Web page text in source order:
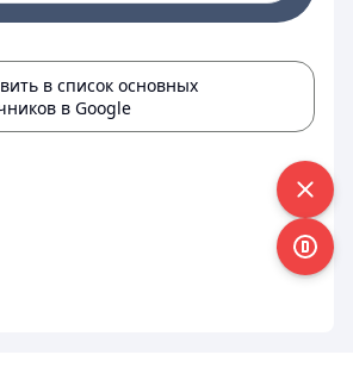
в список основных
в Google